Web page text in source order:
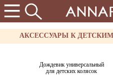
АКСЕССУАРЫ К ДЕТСКИМ
Дождевик универсальный
для детских колясок